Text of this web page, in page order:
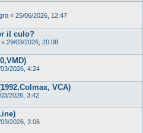
« 25/06/2026, 12:47
il culo?
« 29/03/2026, 20:08
03/2026, 4:24
VCA)
2026, 3:42
2026, 3:06